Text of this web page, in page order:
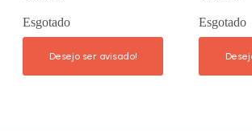
Esgotado Esgotado